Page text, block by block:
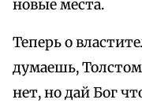
новые места.
Теперь о
думаешь,
нет, но дай Бог